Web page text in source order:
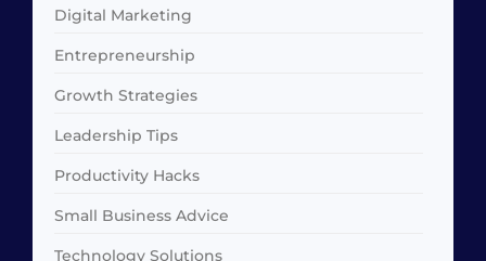
Digital Marketing
Entrepreneurship
Growth Strategies
Leadership Tips
Productivity Hacks
Small Business Advice
Technology Solutions